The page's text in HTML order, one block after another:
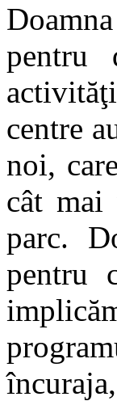
pentru
centre
noi,
cât
parc.
pentru